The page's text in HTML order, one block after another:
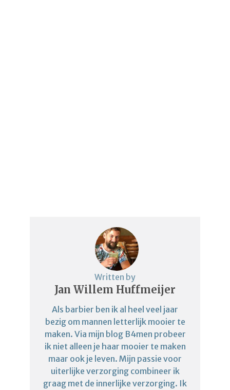
Written by
Jan Willem Huffmeijer
Als barbier ben ik al heel veel jaar
bezig om mannen letterlijk mooier te
maken. Via mijn blog B4men probeer
ik niet alleen je haar mooier te maken
maar ook je leven. Mijn passie voor
uiterlijke verzorging combineer ik
graag met de innerlijke verzorging. Ik